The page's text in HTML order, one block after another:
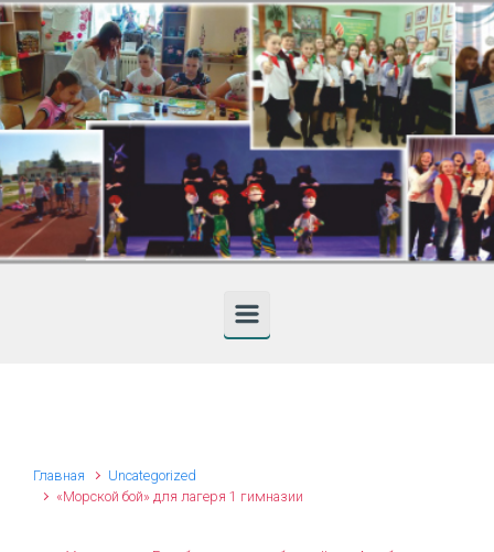
Skip to main content
Главная
Uncategorized
«Морской бой» для лагеря 1 гимназии